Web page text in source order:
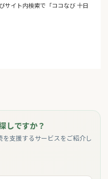
サイト内検索で「ココなび 十日
しですか？
支援するサービスをご紹介し